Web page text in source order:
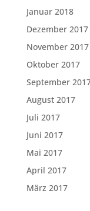
Januar 2018
Dezember 2017
November 2017
Oktober 2017
September
August 2017
Juli 2017
Juni 2017
Mai 2017
April 2017
März 2017